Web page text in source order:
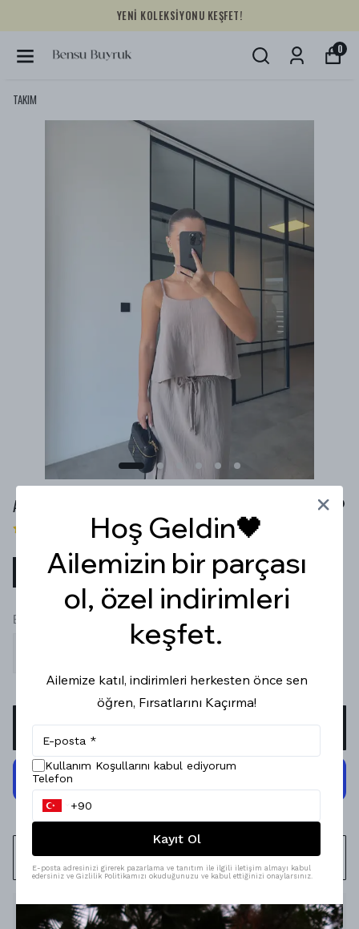
YENİ KOLEKSİYONU KEŞFET!
0
TAKIM
ASKILI BLUZ ETEK BEJ TAKIM
3 değerlendirme
₺ 1,799.99
₺ 1,259.99
Beden
SEPETE EKLE
WHATSAPP
Ürün Açıklaması
Hoş Geldin🖤
Ailemizin bir parçası
ol, özel indirimleri
keşfet.
Ailemize katıl, indirimleri herkesten önce sen
öğren, Fırsatlarını Kaçırma!
Kullanım Koşullarını kabul ediyorum
Telefon
Kayıt Ol
E-posta adresinizi girerek pazarlama ve tanıtım ile ilgili iletişim almayı kabul
edersiniz ve Gizlilik Politikamızı okuduğunuzu ve kabul ettiğinizi onaylarsınız.